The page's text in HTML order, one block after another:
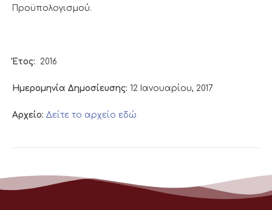
Προϋπολογισμού.
Έτος: 2016
Ημερομηνία Δημοσίευσης: 12 Ιανουαρίου, 2017
Αρχείο: Δείτε το αρχείο εδώ